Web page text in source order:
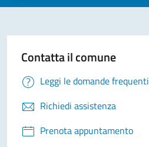
Contatta il comune
Leggi le domande frequenti
Richiedi assistenza
Prenota appuntamento